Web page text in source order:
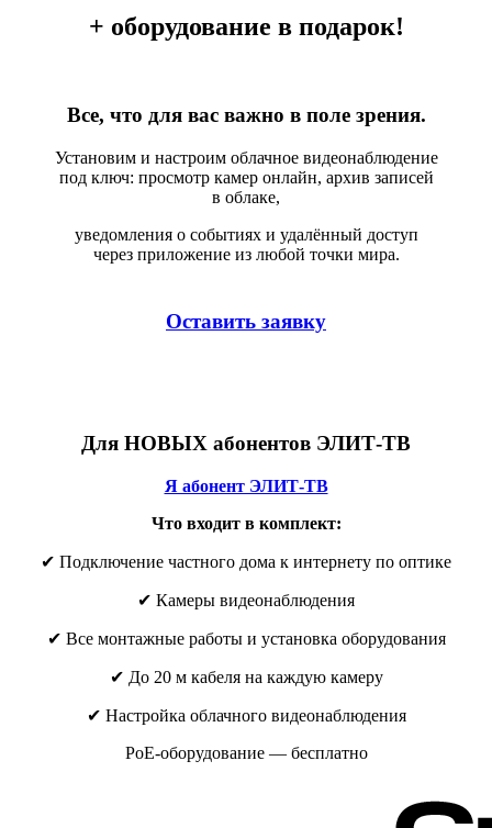
+ оборудование в подарок!
Все, что для вас важно в поле зрения.
Установим и настроим облачное видеонаблюдение
под ключ: просмотр камер онлайн, архив записей
в облаке,
уведомления о событиях и удалённый доступ
через приложение из любой точки мира.
Оставить заявку
Для НОВЫХ абонентов ЭЛИТ-ТВ
Я абонент ЭЛИТ-ТВ
Что входит в комплект:
✔ Подключение частного дома к интернету по оптике
✔ Камеры видеонаблюдения
✔ Все монтажные работы и установка оборудования
✔ До 20 м кабеля на каждую камеру
✔ Настройка облачного видеонаблюдения
PoE-оборудование — бесплатно